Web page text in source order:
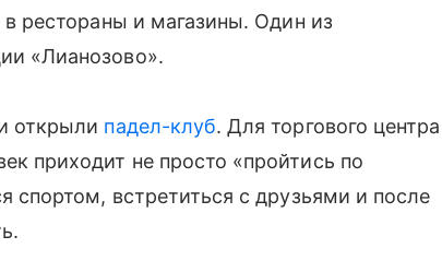
в рестораны и магазины. Один из
«Лианозово».
открыли падел-клуб. Для торгового центра
приходит не просто «пройтись по
спортом, встретиться с друзьями и после